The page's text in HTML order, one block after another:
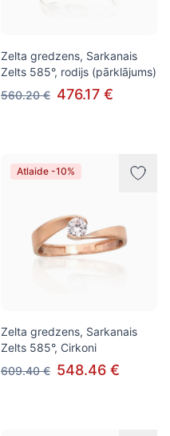
Zelta gredzens, Sarkanais
Zelts 585°, rodijs (pārklājums)
560.20 € 476.17 €
Atlaide -10%
Zelta gredzens, Sarkanais
Zelts 585°, Cirkoni
609.40 € 548.46 €